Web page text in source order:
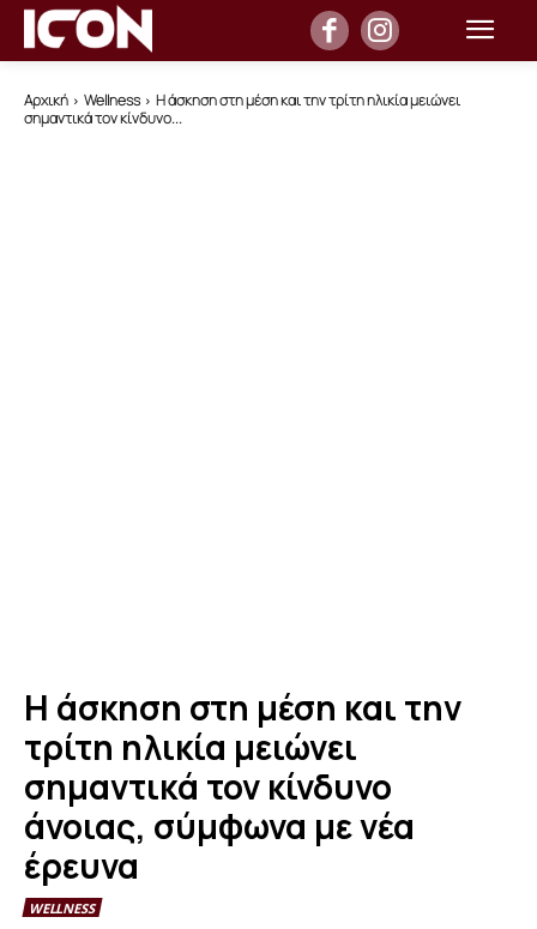
Αρχική Wellness
Η άσκηση στη μέση και την τρίτη ηλικία μειώνει
σημαντικά τον κίνδυνο...
Η άσκηση στη μέση και την
τρίτη ηλικία μειώνει
σημαντικά τον κίνδυνο
άνοιας, σύμφωνα με νέα
έρευνα
WELLNESS